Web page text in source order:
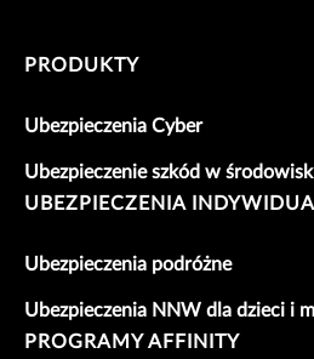
PRODUKTY
Ubezpieczenia Cyber
Ubezpieczenie szkód w
UBEZPIECZENIA
Ubezpieczenia podróżne
Ubezpieczenia NNW dla dzieci i
PROGRAMY AFFINITY